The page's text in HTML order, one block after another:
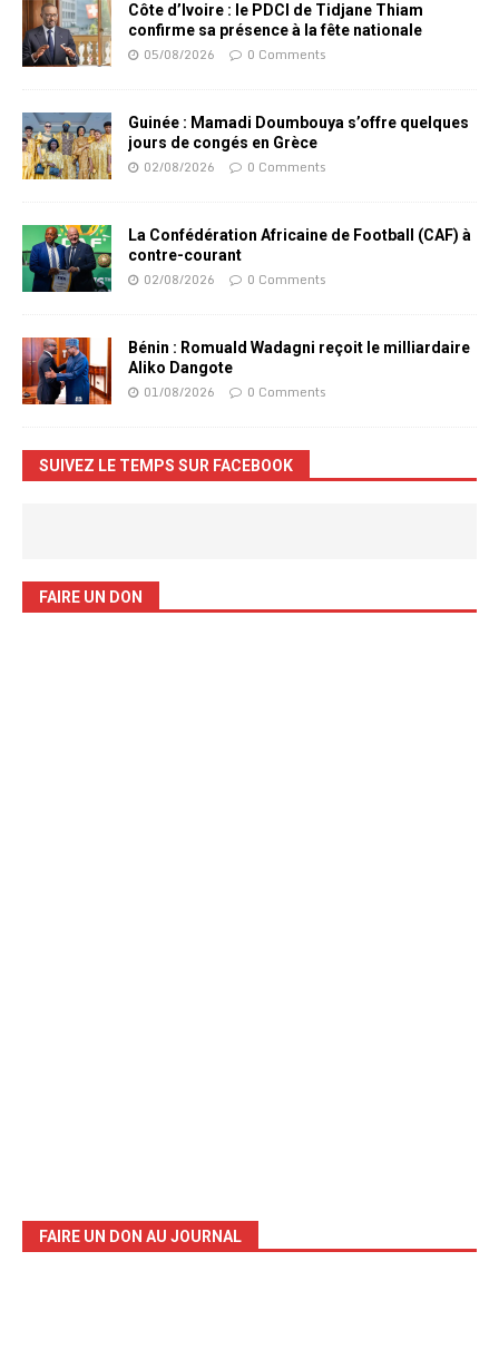
Côte d’Ivoire : le PDCI de Tidjane Thiam
confirme sa présence à la fête nationale
05/08/2026 0 Comments
Guinée : Mamadi Doumbouya s’offre quelques
jours de congés en Grèce
02/08/2026 0 Comments
La Confédération Africaine de Football (CAF) à
contre-courant
02/08/2026 0 Comments
Bénin : Romuald Wadagni reçoit le milliardaire
Aliko Dangote
01/08/2026 0 Comments
SUIVEZ LE TEMPS SUR FACEBOOK
FAIRE UN DON
FAIRE UN DON AU JOURNAL